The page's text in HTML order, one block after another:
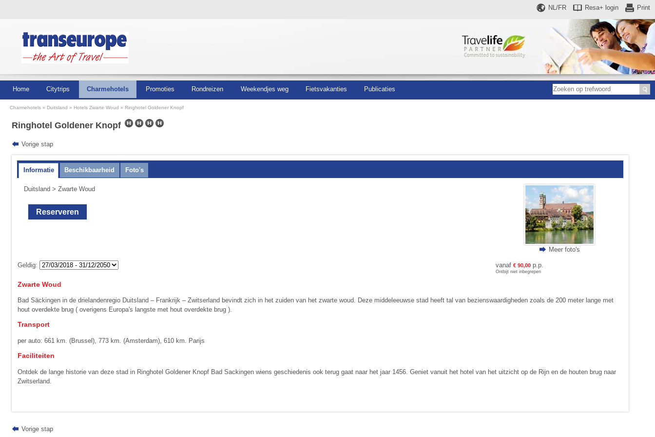
Print
Resa+ login
NL/FR
Home Citytrips Charmehotels Promoties Rondreizen Weekendjes weg Fietsvakanties Publicaties
Charmehotels Duitsland Hotels Zwarte Woud Ringhotel Goldener Knopf
Ringhotel Goldener Knopf
Vorige stap
Informatie Beschikbaarheid Foto's
Duitsland >Zwarte Woud
Reserveren
Meer foto's
Geldig: vanaf€ 90,00 p.p.
Ontbijt niet inbegrepen
Zwarte Woud
Bad Säckingen in de drielandenregio Duitsland – Frankrijk – Zwitserland bevindt zich in het zuiden van het zwarte woud. Deze middeleeuwse stad heeft tal van bezienswaardigheden zoals de 200 meter lange met
hout overdekte brug ( overigens Europa's langste met hout overdekte brug ).
Transport
per auto: 661 km. (Brussel), 773 km. (Amsterdam), 610 km. Parijs
Faciliteiten
Ontdek de lange historie van deze stad in Ringhotel Goldener Knopf Bad Sackingen wiens geschiedenis ook terug gaat naar het jaar 1456. Geniet vanuit het hotel van het uitzicht op de Rijn en de houten brug naar
Zwitserland.
Vorige stap